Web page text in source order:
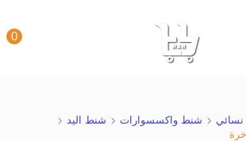
0
نسائي شنط واكسسوارات
شنط اليد